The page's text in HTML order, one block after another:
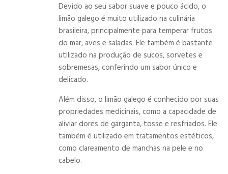
Devido ao seu sabor suave e pouco ácido, o
limão galego é muito utilizado na culinária
brasileira, principalmente para temperar frutos
do mar, aves e saladas. Ele também é bastante
utilizado na produção de sucos, sorvetes e
sobremesas, conferindo um sabor único e
delicado.
Além disso, o limão galego é conhecido por suas
propriedades medicinais, como a capacidade de
aliviar dores de garganta, tosse e resfriados. Ele
também é utilizado em tratamentos estéticos,
como clareamento de manchas na pele e no
cabelo.